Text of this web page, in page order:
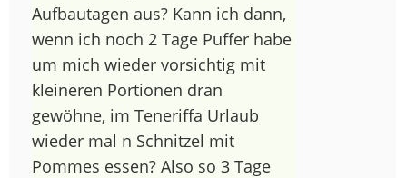
Aufbautagen aus? Kann ich dann,
wenn ich noch 2 Tage Puffer habe
um mich wieder vorsichtig mit
kleineren Portionen dran
gewöhne, im Teneriffa Urlaub
wieder mal n Schnitzel mit
Pommes essen? Also so 3 Tage